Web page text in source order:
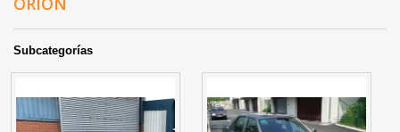
Subcategorías